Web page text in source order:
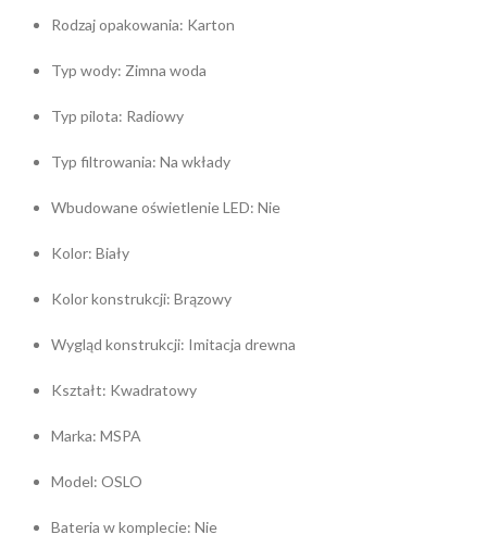
Rodzaj opakowania: Karton
Typ wody: Zimna woda
Typ pilota: Radiowy
Typ filtrowania: Na wkłady
Wbudowane oświetlenie LED: Nie
Kolor: Biały
Kolor konstrukcji: Brązowy
Wygląd konstrukcji: Imitacja drewna
Kształt: Kwadratowy
Marka: MSPA
Model: OSLO
Bateria w komplecie: Nie